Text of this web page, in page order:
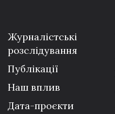
Журналістські
розслідування
Публікації
Наш вплив
Дата-проєкти